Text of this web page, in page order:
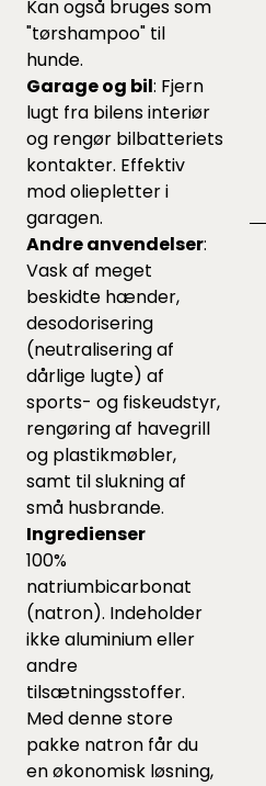
Kan også bruges som
"tørshampoo" til
hunde.
Garage og bil: Fjern
lugt fra bilens interiør
og rengør bilbatteriets
kontakter. Effektiv
mod oliepletter i
garagen.
Andre anvendelser:
Vask af meget
beskidte hænder,
desodorisering
(neutralisering af
dårlige lugte) af
sports- og fiskeudstyr,
rengøring af havegrill
og plastikmøbler,
samt til slukning af
små husbrande.
Ingredienser
100%
natriumbicarbonat
(natron). Indeholder
ikke aluminium eller
andre
tilsætningsstoffer.
Med denne store
pakke natron får du
en økonomisk løsning,